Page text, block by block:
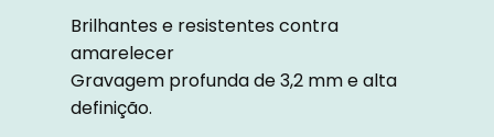
Brilhantes e resistentes contra
amarelecer
Gravagem profunda de 3,2 mm e alta
definição.